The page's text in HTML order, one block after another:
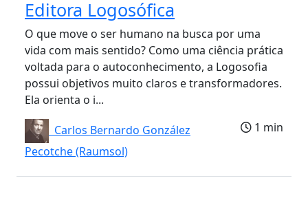
Editora Logosófica
O que move o ser humano na busca por uma
vida com mais sentido? Como uma ciência prática
voltada para o autoconhecimento, a Logosofia
possui objetivos muito claros e transformadores.
Ela orienta o i...
Carlos Bernardo González
Pecotche (Raumsol)
1 min